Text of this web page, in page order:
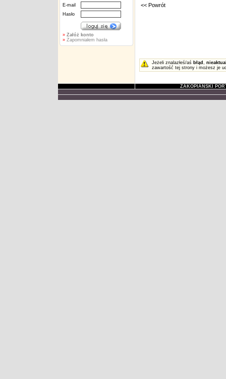
E-mail
Hasło
» Załóż konto
» Zapomniałem hasła
<< Powrót
Jeżeli znalazłeś/aś błąd ,
zawartość tej strony i możesz je
ZAKOPIAŃSKI